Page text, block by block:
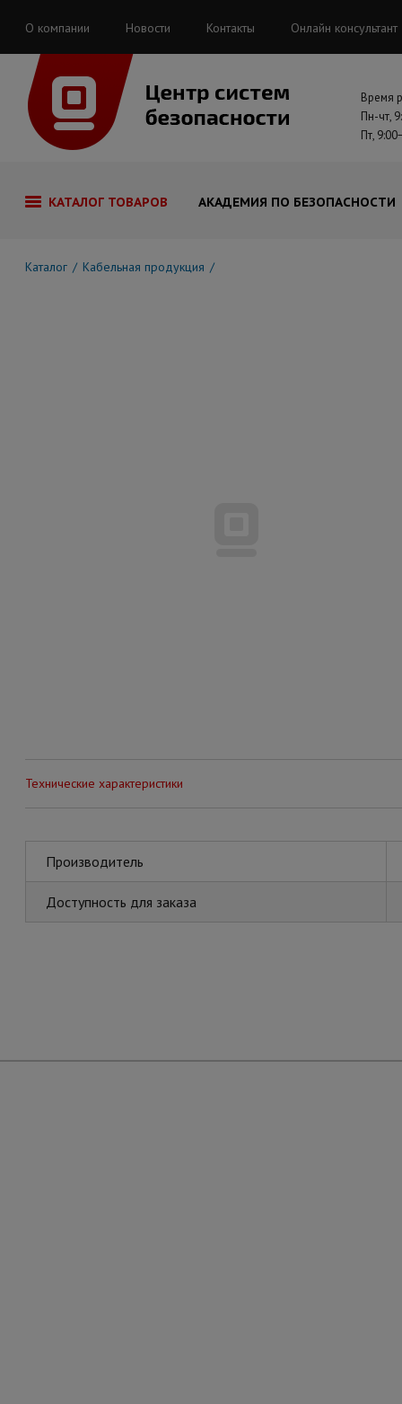
О компании Новости Контакты Онлайн консультант
Время
Пн-чт,
Пт,
КАТАЛОГ ТОВАРОВ АКАДЕМИЯ ПО БЕЗОПАСНОСТИ
Каталог Кабельная продукция
Технические характеристики
Производитель
Доступность для заказа